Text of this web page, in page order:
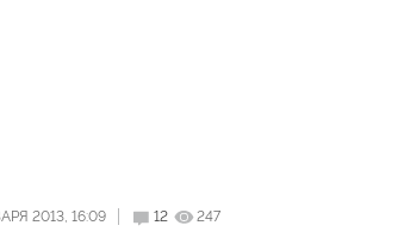
2013, 16:09 12 247